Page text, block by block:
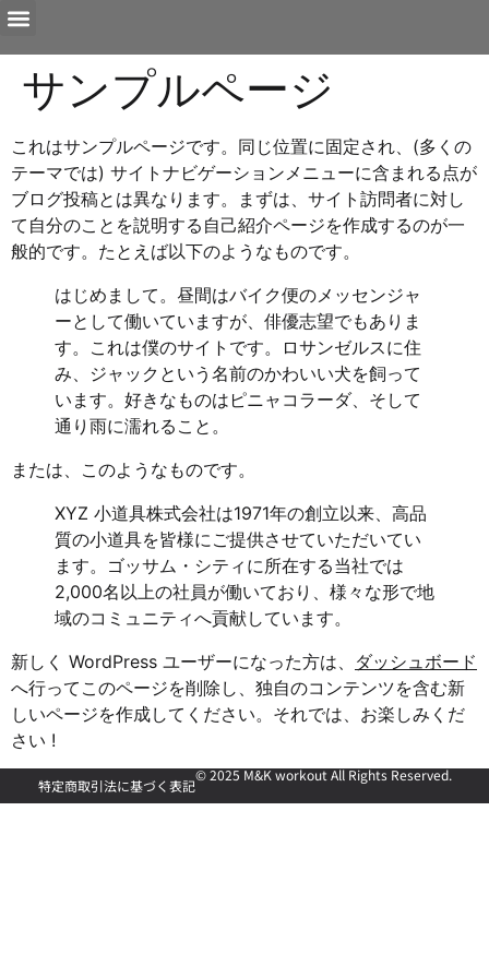
サンプルページ
これはサンプルページです。同じ位置に固定され、(多くの
テーマでは) サイトナビゲーションメニューに含まれる点が
ブログ投稿とは異なります。まずは、サイト訪問者に対し
て自分のことを説明する自己紹介ページを作成するのが一
般的です。たとえば以下のようなものです。
はじめまして。昼間はバイク便のメッセンジャ
ーとして働いていますが、俳優志望でもありま
す。これは僕のサイトです。ロサンゼルスに住
み、ジャックという名前のかわいい犬を飼って
います。好きなものはピニャコラーダ、そして
通り雨に濡れること。
または、このようなものです。
XYZ 小道具株式会社は1971年の創立以来、高品
質の小道具を皆様にご提供させていただいてい
ます。ゴッサム・シティに所在する当社では
2,000名以上の社員が働いており、様々な形で地
域のコミュニティへ貢献しています。
新しく WordPress ユーザーになった方は、 ダッシュボード
へ行ってこのページを削除し、独自のコンテンツを含む新
しいページを作成してください。それでは、お楽しみくだ
さい !
特定商取引法に基づく表記
© 2025 M&K workout All Rights Reserved.